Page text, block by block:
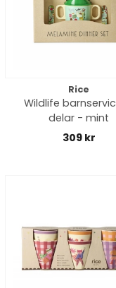
Rice
Wildlife
delar - mint
309 kr